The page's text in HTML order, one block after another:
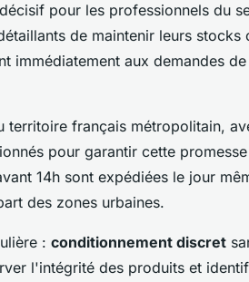
pour les professionnels du
de maintenir leurs stocks
immédiatement aux demandes
territoire français métropolitain,
pour garantir cette
14h sont expédiées le jour
des zones urbaines.
: conditionnement discret
l'intégrité des produits et